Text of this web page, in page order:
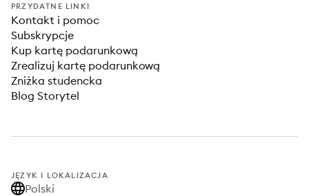
PRZYDATNE LINKI
Kontakt i pomoc
Subskrypcje
Kup kartę podarunkową
Zrealizuj kartę podarunkową
Zniżka studencka
Blog Storytel
JĘZYK I LOKALIZACJA
Polski